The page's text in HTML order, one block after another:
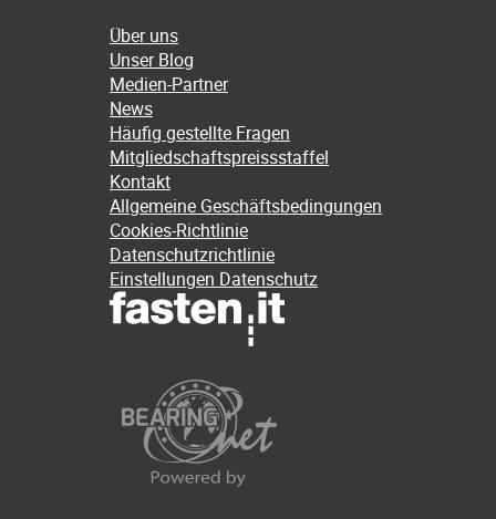
Über uns
Unser Blog
Medien-Partner
News
Häufig gestellte Fragen
Mitgliedschaftspreissstaffel
Kontakt
Allgemeine Geschäftsbedingungen
Cookies-Richtlinie
Datenschutzrichtlinie
Einstellungen Datenschutz